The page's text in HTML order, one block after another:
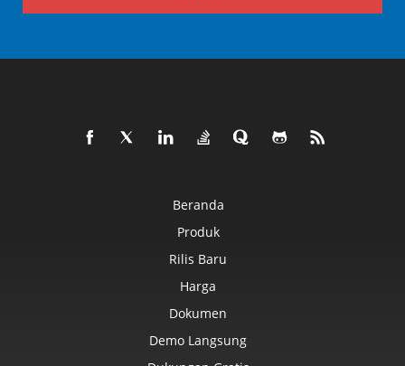
Beranda
Produk
Rilis Baru
Harga
Dokumen
Demo Langsung